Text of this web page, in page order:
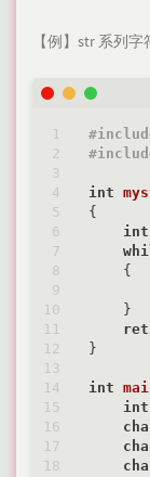
【例】str 系列
#
#
int
{
int
    {
    }
}
int
int